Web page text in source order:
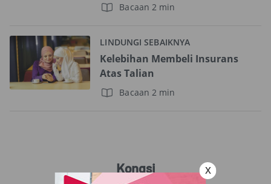
Bacaan 2 min
LINDUNGI SEBAIKNYA
Kelebihan Membeli Insurans
Atas Talian
Bacaan 2 min
Kongsi